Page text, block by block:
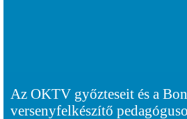
Az OKTV győzteseit és a
versenyfelkészítő